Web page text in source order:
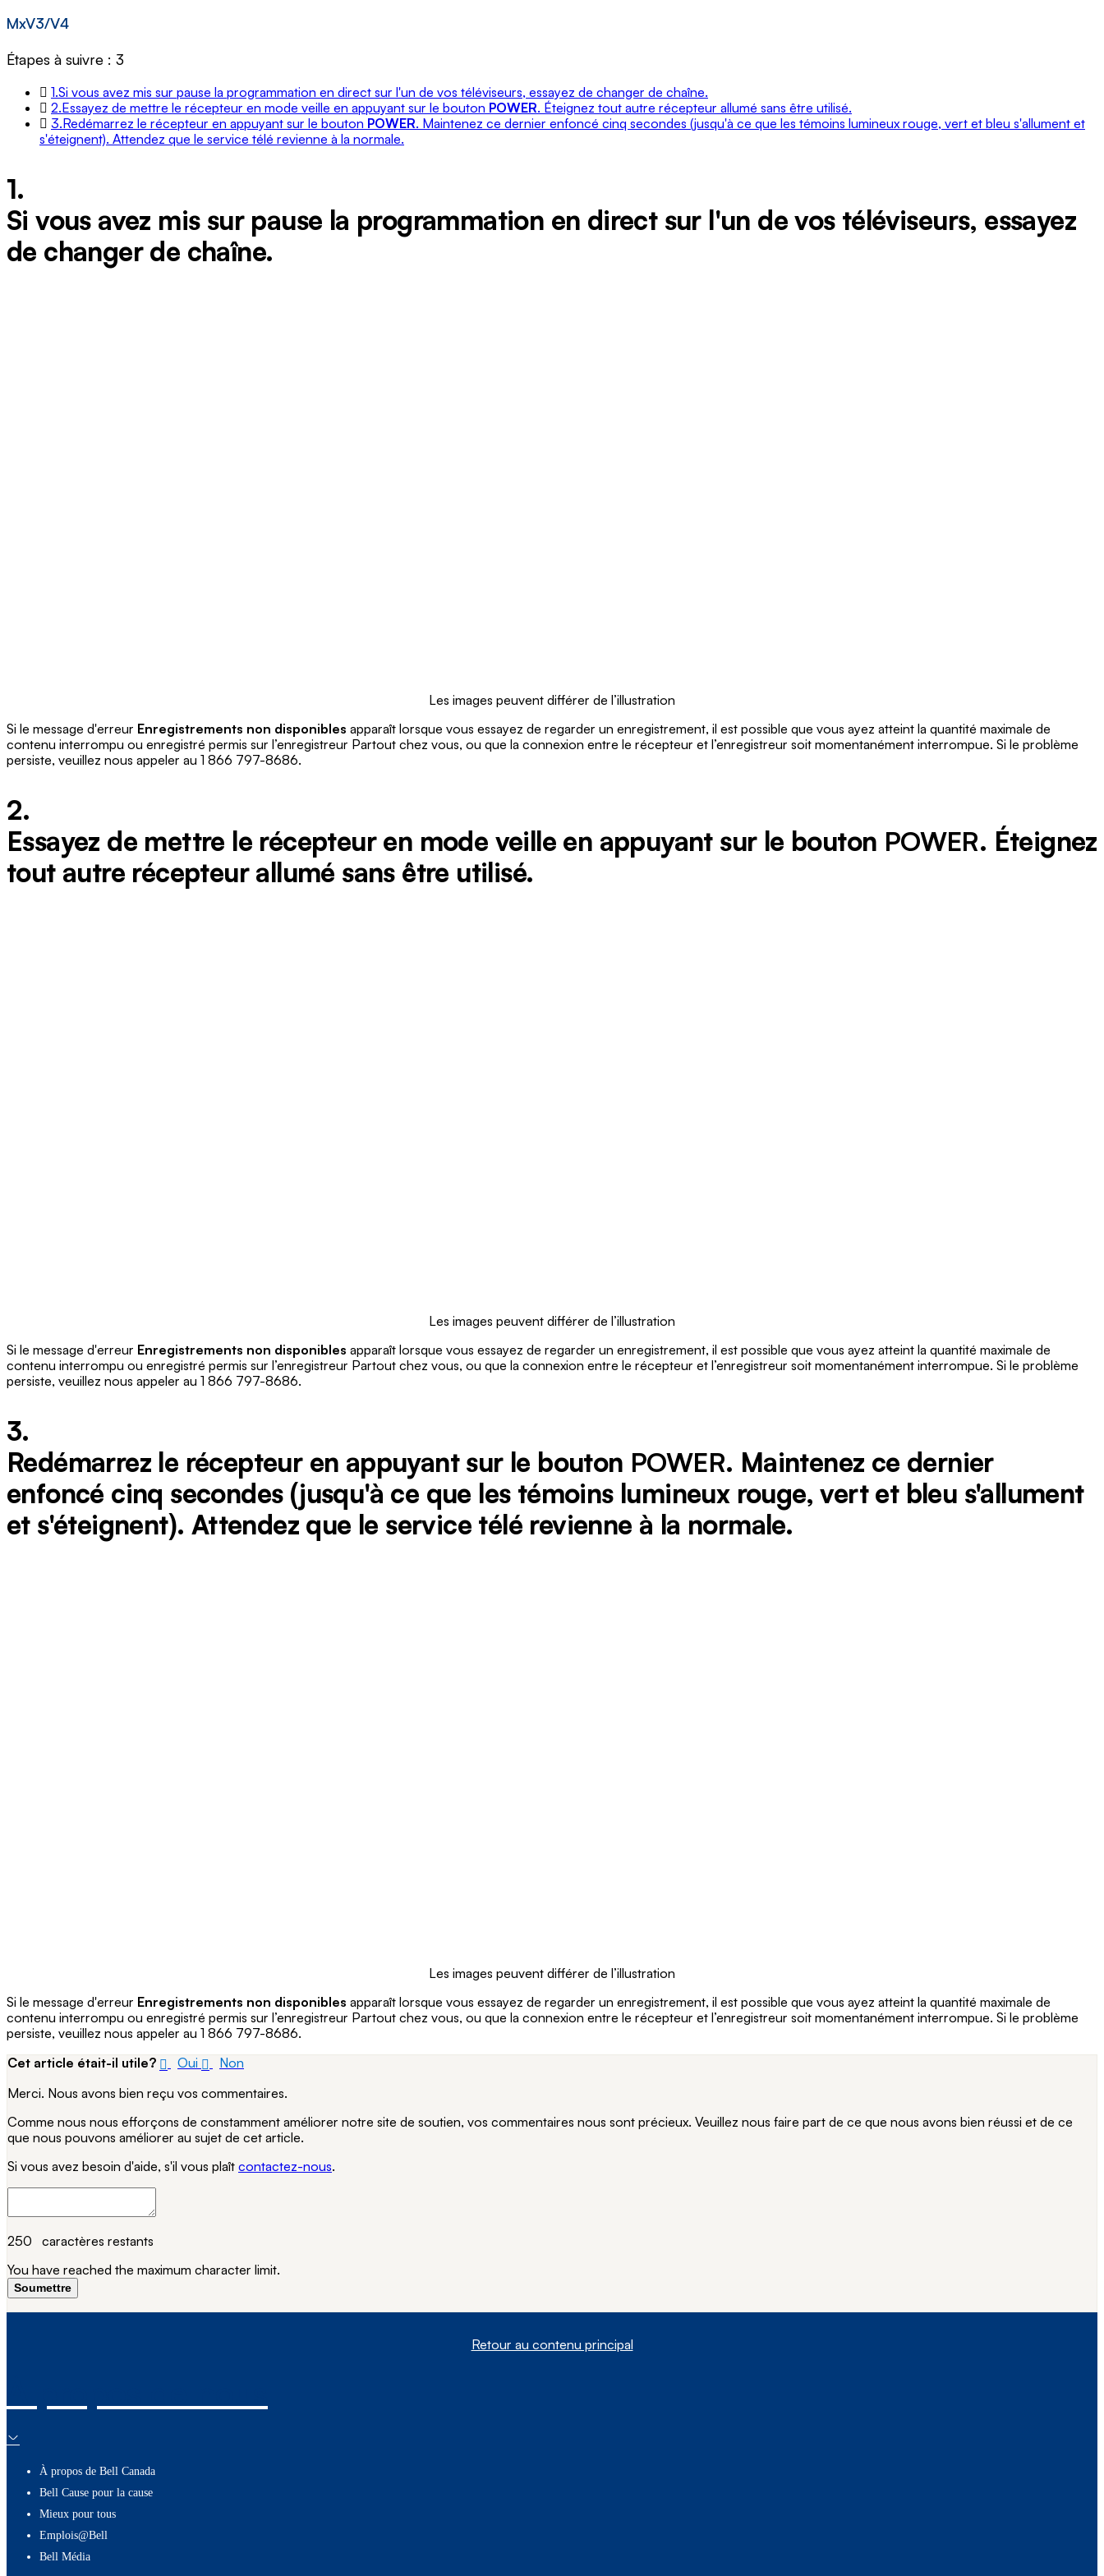
Québec
MxV3/V4
Étapes à suivre : 3
1.Si vous avez mis sur pause la programmation en direct sur l'un de vos téléviseurs, essayez de changer de chaîne.
2.Essayez de mettre le récepteur en mode veille en appuyant sur le bouton POWER. Éteignez tout autre récepteur allumé sans être utilisé.
3.Redémarrez le récepteur en appuyant sur le bouton POWER. Maintenez ce dernier enfoncé cinq secondes (jusqu'à ce que les témoins lumineux rouge, vert et bleu s'allument et
s'éteignent). Attendez que le service télé revienne à la normale.
1.
Si vous avez mis sur pause la programmation en direct sur l'un de vos téléviseurs, essayez
de changer de chaîne.
Les images peuvent différer de l’illustration
Si le message d'erreur Enregistrements non disponibles apparaît lorsque vous essayez de regarder un enregistrement, il est possible que vous ayez atteint la quantité maximale de
contenu interrompu ou enregistré permis sur l’enregistreur Partout chez vous, ou que la connexion entre le récepteur et l’enregistreur soit momentanément interrompue. Si le problème
persiste, veuillez nous appeler au 1 866 797-8686.
2.
Essayez de mettre le récepteur en mode veille en appuyant sur le bouton POWER. Éteignez
tout autre récepteur allumé sans être utilisé.
Les images peuvent différer de l’illustration
Si le message d'erreur Enregistrements non disponibles apparaît lorsque vous essayez de regarder un enregistrement, il est possible que vous ayez atteint la quantité maximale de
contenu interrompu ou enregistré permis sur l’enregistreur Partout chez vous, ou que la connexion entre le récepteur et l’enregistreur soit momentanément interrompue. Si le problème
persiste, veuillez nous appeler au 1 866 797-8686.
3.
Redémarrez le récepteur en appuyant sur le bouton POWER. Maintenez ce dernier
enfoncé cinq secondes (jusqu'à ce que les témoins lumineux rouge, vert et bleu s'allument
et s'éteignent). Attendez que le service télé revienne à la normale.
Les images peuvent différer de l’illustration
Si le message d'erreur Enregistrements non disponibles apparaît lorsque vous essayez de regarder un enregistrement, il est possible que vous ayez atteint la quantité maximale de
contenu interrompu ou enregistré permis sur l’enregistreur Partout chez vous, ou que la connexion entre le récepteur et l’enregistreur soit momentanément interrompue. Si le problème
persiste, veuillez nous appeler au 1 866 797-8686.
Cet article était-il utile?
Oui
Non
Merci. Nous avons bien reçu vos commentaires.
Comme nous nous efforçons de constamment améliorer notre site de soutien, vos commentaires nous sont précieux. Veuillez nous faire part de ce que nous avons bien réussi et de ce
que nous pouvons améliorer au sujet de cet article.
Si vous avez besoin d'aide, s'il vous plaît contactez-nous.
250 caractères restants
You have reached the maximum character limit.
Soumettre
Retour au contenu principal
À propos de Bell Canada
Bell Cause pour la cause
Mieux pour tous
Emplois@Bell
Bell Média